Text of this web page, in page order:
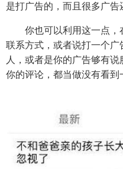
是打广告的，而且很多广告
你也可以利用这一点，
联系方式，或者说打一个广
人，或者是你的广告够有
你的评论，都当做没有看到